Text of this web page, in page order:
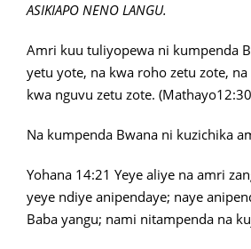
ASIKIAPO NENO LANGU.
Amri kuu tuliyopewa ni kumpenda
yetu yote, na kwa roho zetu zote,
kwa nguvu zetu zote.
Na kumpenda Bwana ni kuzichika
Yohana 14:21 Yeye aliye na amri
yeye ndiye anipendaye; naye
Baba yangu; nami nitampenda na